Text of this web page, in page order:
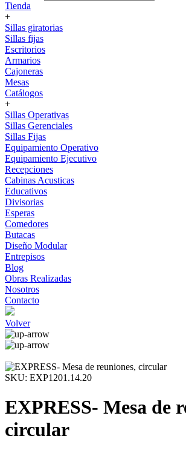
Tienda
+
Sillas giratorias
Sillas fijas
Escritorios
Armarios
Cajoneras
Mesas
Catálogos
+
Sillas Operativas
Sillas Gerenciales
Sillas Fijas
Equipamiento Operativo
Equipamiento Ejecutivo
Recepciones
Cabinas Acusticas
Educativos
Divisorias
Esperas
Comedores
Butacas
Diseño Modular
Entrepisos
Blog
Obras Realizadas
Nosotros
Contacto
Volver
SKU: EXP1201.14.20
EXPRESS- Mesa de
circular